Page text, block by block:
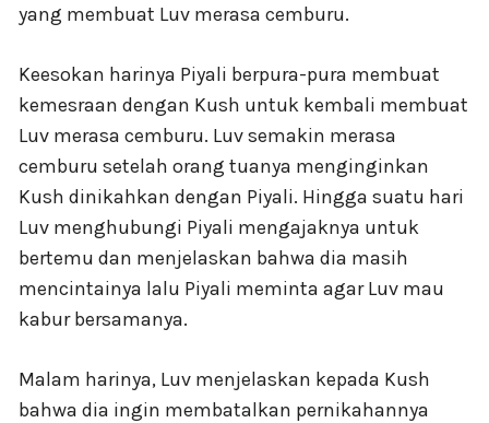
yang membuat Luv merasa cemburu.
Keesokan harinya Piyali berpura-pura membuat
kemesraan dengan Kush untuk kembali membuat
Luv merasa cemburu. Luv semakin merasa
cemburu setelah orang tuanya menginginkan
Kush dinikahkan dengan Piyali. Hingga suatu hari
Luv menghubungi Piyali mengajaknya untuk
bertemu dan menjelaskan bahwa dia masih
mencintainya lalu Piyali meminta agar Luv mau
kabur bersamanya.
Malam harinya, Luv menjelaskan kepada Kush
bahwa dia ingin membatalkan pernikahannya